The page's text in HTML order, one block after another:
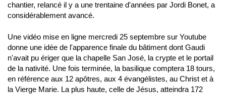
chantier, relancé il y a une trentaine d'années par Jordi Bonet, a
considérablement avancé.
Une vidéo mise en ligne mercredi 25 septembre sur Youtube
donne une idée de l'apparence finale du bâtiment dont Gaudi
n'avait pu ériger que la chapelle San José, la crypte et le portail
de la nativité. Une fois terminée, la basilique comptera 18 tours,
en référence aux 12 apôtres, aux 4 évangélistes, au Christ et à
la Vierge Marie. La plus haute, celle de Jésus, atteindra 172